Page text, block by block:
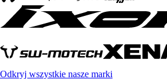
Odkryj wszystkie nasze marki